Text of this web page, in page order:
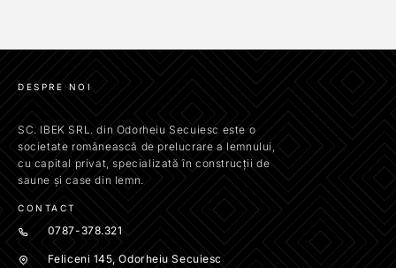
DESPRE NOI
SC. IBEK SRL. din Odorheiu Secuiesc este o
societate românească de prelucrare a lemnului,
cu capital privat, specializată în construcții de
saune și case din lemn.
CONTACT
0787-378.321
Feliceni 145, Odorheiu Secuiesc